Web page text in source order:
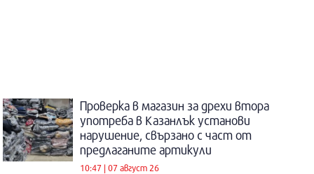
Проверка в магазин за дрехи втора
употреба в Казанлък установи
нарушение, свързано с част от
предлаганите артикули
10:47 | 07 август 26